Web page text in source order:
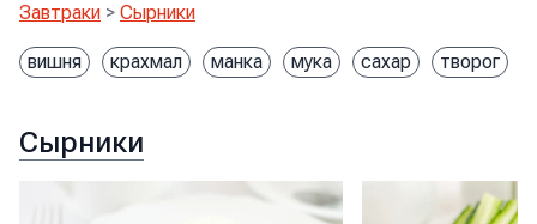
Завтраки > Сырники
вишня крахмал манка мука сахар творог
Сырники